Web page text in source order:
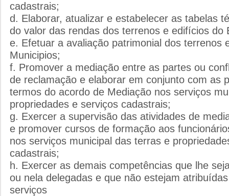
cadastrais;
d. Elaborar, atualizar e estabelecer as tabelas
do valor das rendas dos terrenos e edifícios do
e. Efetuar a avaliação patrimonial dos terrenos
Municipios;
f. Promover a mediação entre as partes ou
de reclamação e elaborar em conjunto com as
termos do acordo de Mediação nos serviços
propriedades e serviços cadastrais;
g. Exercer a supervisão das atividades de
e promover cursos de formação aos
nos serviços municipal das terras e
cadastrais;
h. Exercer as demais competências que lhe
ou nela delegadas e que não estejam
serviços